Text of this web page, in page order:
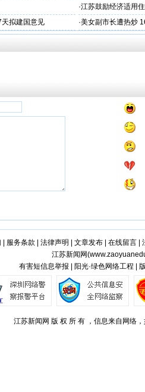
·江苏鼓励经济适用
拟建国意见 ·美女副市长遭热炒
服务条款 法律声明 文章发布| 在线留言|
江苏新闻网(
有害短信息举报 | 阳光·绿色网络工程 |
江苏新闻网 版 权 所 有 ，信息来自网络